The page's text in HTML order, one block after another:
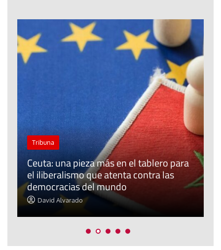
Tribuna
Ceuta: una pieza más en el tablero para
el iliberalismo que atenta contra las
democracias del mundo
David Alvarado